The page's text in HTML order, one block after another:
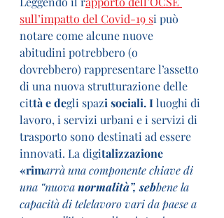
sull’impatto del Covid-19 si può
notare come alcune nuove
abitudini potrebbero (o
dovrebbero) rappresentare l’assetto
di una nuova strutturazione delle
città e degli spazi sociali. I luoghi di
lavoro, i servizi urbani e i servizi di
trasporto sono destinati ad essere
innovati. La digitalizzazione
«rimarrà una componente chiave di
una “nuova normalità”, sebbene la
capacità di telelavoro vari da paese a